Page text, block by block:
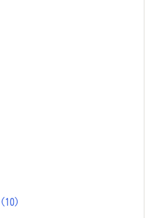
(10)